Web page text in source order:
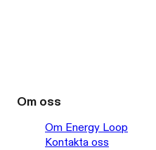
Om oss
Om Energy Loop
Kontakta oss